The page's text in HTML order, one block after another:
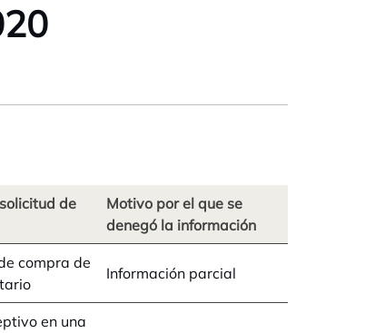
de
Motivo por el que se
denegó la información
compra de
Información parcial
en una